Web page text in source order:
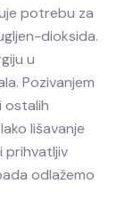
potrebu za
dioksida.
u
Pozivanjem
ostalih
lišavanje
prihvatljiv
odlažemo